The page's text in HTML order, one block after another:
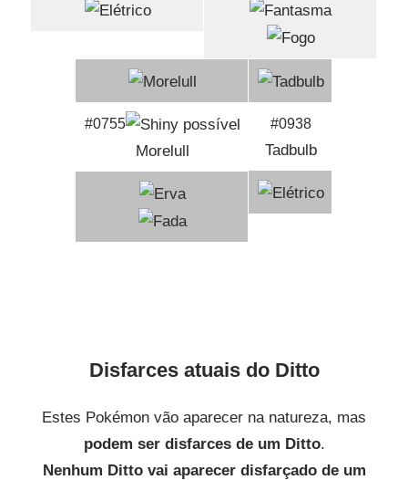
#0755
Morelull
#0938
Tadbulb
Disfarces atuais do Ditto
Estes Pokémon vão aparecer na natureza, mas
podem ser disfarces de um Ditto.
Nenhum Ditto vai aparecer disfarçado de um